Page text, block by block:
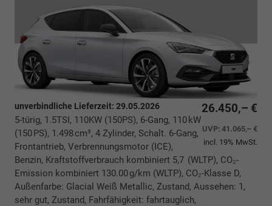
26.450,– €
UVP:41.065,– €
incl. 19% MwSt.
unverbindliche Lieferzeit: 29.05.2026
5-türig, 1.5TSI, 110KW (150PS), 6-Gang, 110 kW
(150 PS), 1.498 cm³, 4 Zylinder, Schalt. 6-Gang,
Frontantrieb, Verbrennungsmotor (ICE),
Benzin, Kraftstoffverbrauch kombiniert 5,7 (WLTP), CO₂-
Emission kombiniert 130.00 g/km (WLTP), CO₂-Klasse D,
Außenfarbe: Glacial Weiß Metallic, Zustand, Aussehen: 1,
sehr gut, Zustand, Fahrfähigkeit: fahrtauglich,